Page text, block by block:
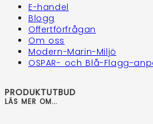
E-handel
Blogg
Offertförfrågan
Om oss
Modern-Marin-Miljö
OSPAR- och Blå-Flagg-
PRODUKTUTBUD
LÄS MER OM...